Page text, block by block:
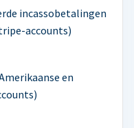
incassobetalingen
accounts)
en